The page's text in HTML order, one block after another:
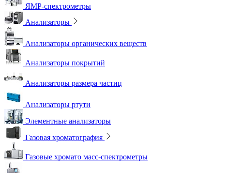
ЯМР-спектрометры
Анализаторы
Анализаторы органических веществ
Анализаторы покрытий
Анализаторы размера частиц
Анализаторы ртути
Элементные анализаторы
Газовая хроматография
Газовые хромато масс-спектрометры